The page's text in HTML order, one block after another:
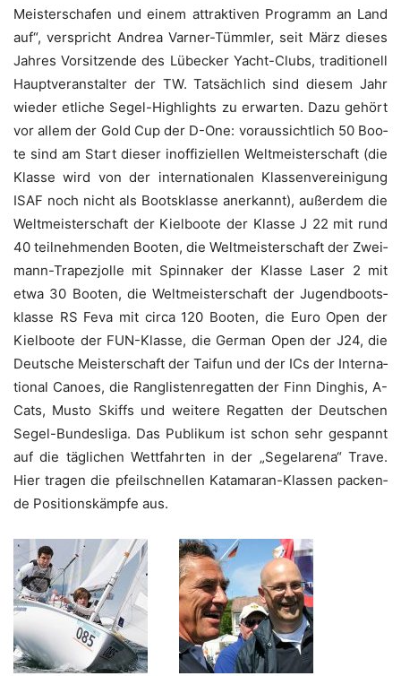
Meis­ter­scha­fen und einem attrak­ti­ven Pro­gramm an Land
auf“, ver­spricht Andrea Var­ner-Tümm­ler, seit März die­ses
Jah­res Vor­sit­zen­de des Lübe­cker Yacht-Clubs, tra­di­tio­nell
Haupt­ver­an­stal­ter der TW. Tat­säch­lich sind die­sem Jahr
wie­der etli­che Segel-High­lights zu erwar­ten. Dazu gehört
vor allem der Gold Cup der D-One: vor­aus­sicht­lich 50 Boo­
te sind am Start die­ser inof­fi­zi­el­len Welt­meis­ter­schaft (die
Klas­se wird von der inter­na­tio­na­len Klas­sen­ver­ei­ni­gung
ISAF noch nicht als Boots­klas­se aner­kannt), außer­dem die
Welt­meis­ter­schaft der Kiel­boo­te der Klas­se J 22 mit rund
40 teil­neh­men­den Boo­ten, die Welt­meis­ter­schaft der Zwei­
mann-Tra­pez­jol­le mit Spinna­ker der Klas­se Laser 2 mit
etwa 30 Boo­ten, die Welt­meis­ter­schaft der Jugend­boots­
klas­se RS Feva mit cir­ca 120 Boo­ten, die Euro Open der
Kiel­boo­te der FUN-Klas­se, die Ger­man Open der J24, die
Deut­sche Meis­ter­schaft der Tai­fun und der ICs der Inter­na­
tio­nal Canoes, die Rang­lis­ten­re­gat­ten der Finn Dinghis, A-
Cats, Mus­to Skiffs und wei­te­re Regat­ten der Deut­schen
Segel-Bun­des­li­ga. Das Publi­kum ist schon sehr gespannt
auf die täg­li­chen Wett­fahr­ten in der „Segel­a­re­na“ Tra­ve.
Hier tra­gen die pfeil­schnel­len Kata­ma­ran-Klas­sen packen­
de Posi­ti­ons­kämp­fe aus.